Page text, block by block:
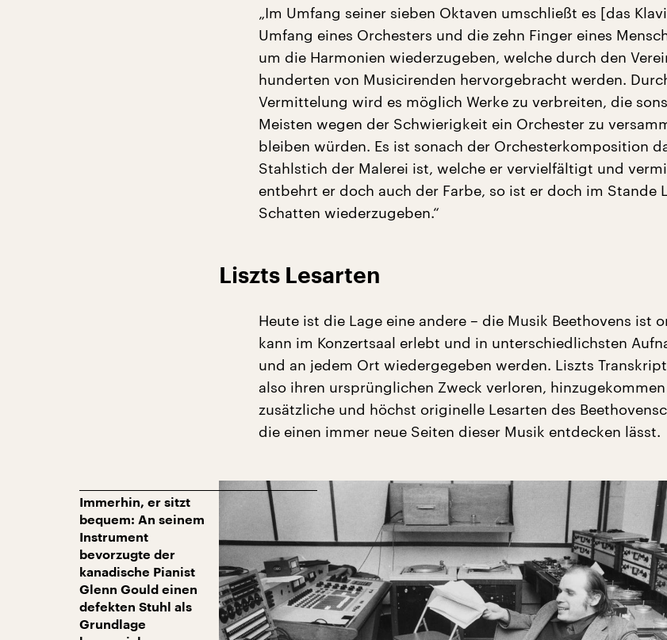
„Im Umfang seiner sieben Oktaven umschließt es [das
Umfang eines Orchesters und die zehn Finger eines
um die Harmonien wiederzugeben, welche durch den
hunderten von Musicirenden hervorgebracht werden.
Vermittelung wird es möglich Werke zu verbreiten, die
Meisten wegen der Schwierigkeit ein Orchester zu
bleiben würden. Es ist sonach der Orchesterkomposition
Stahlstich der Malerei ist, welche er vervielfältigt und
entbehrt er doch auch der Farbe, so ist er doch im Stande
Schatten wiederzugeben.“
Liszts Lesarten
Heute ist die Lage eine andere – die Musik Beethovens ist
kann im Konzertsaal erlebt und in unterschiedlichsten
und an jedem Ort wiedergegeben werden. Liszts
also ihren ursprünglichen Zweck verloren,
zusätzliche und höchst originelle Lesarten des
die einen immer neue Seiten dieser Musik entdecken lässt.
Immerhin, er sitzt
bequem: An seinem
Instrument
bevorzugte der
kanadische Pianist
Glenn Gould einen
defekten Stuhl als
Grundlage